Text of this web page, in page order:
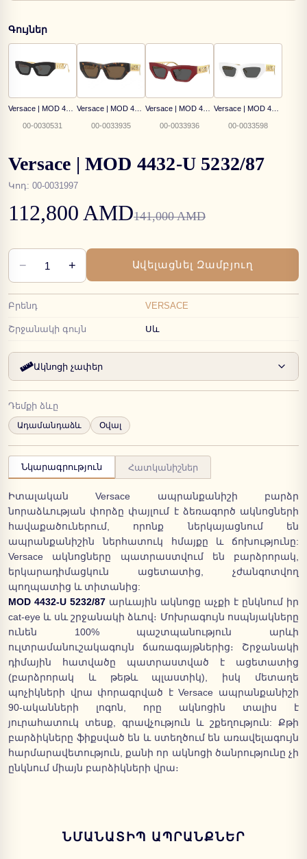
Գույներ
00-0030531 00-0033935 00-0033936 00-0033598
Versace | MOD 4432-U 5232/87
Կոդ: 00-0031997
112,800 AMD141,000 AMD
− 1 + Ավելացնել Զամբյուղ
Բրենդ VERSACE
Շրջանակի գույն Սև
Ակնոցի չափեր
Դեմքի ձևը
Ադամանդաձև Օվալ
Նկարագրություն Հատկանիշներ
Իտալական Versace ապրանքանիշի բարձր
նորաձևության փորձը փայլում է ձեռագործ ակնոցների
հավաքածուներում, որոնք ներկայացնում են
ապրանքանիշին ներհատուկ հմայքը և ճոխությունը:
Versace ակնոցները պատրաստվում են բարձրորակ,
երկարադիմացկուն ացետատից, չժանգոտվող
պողպատից և տիտանից:
MOD 4432-U 5232/87 արևային ակնոցը աչքի է ընկնում իր
cat-eye և սև շրջանակի ձևով։ Մոխրագույն ոսպնյակները
ունեն 100% պաշտպանություն արևի
ուլտրամանուշակագույն ճառագայթներից։ Շրջանակի
դիմային հատվածը պատրաստված է ացետատից
(բարձրորակ և թեթև պլաստիկ), իսկ մետաղե
պոչիկների վրա փորագրված է Versace ապրանքանիշի
90-ականների լոգոն, որը ակնոցին տալիս է
յուրահատուկ տեսք, գրավչություն և շքեղություն: Քթի
բարձիկները ֆիքսված են և ստեղծում են առավելագույն
հարմարավետություն, քանի որ ակնոցի ծանրությունը չի
ընկնում միայն բարձիկների վրա։
ՆՄԱՆԱՏԻՊ ԱՊՐԱՆՔՆԵՐ